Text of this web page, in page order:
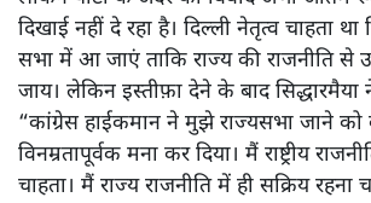
दिखाई नहीं दे रहा है। दिल्ली नेतृत्व चाहता था
सभा में आ जाएं ताकि राज्य की राजनीति से
जाय। लेकिन इस्तीफ़ा देने के बाद
“कांग्रेस हाईकमान ने मुझे राज्यसभा जाने
विनम्रतापूर्वक मना कर दिया। मैं राष्ट्रीय
चाहता। मैं राज्य राजनीति में ही सक्रिय